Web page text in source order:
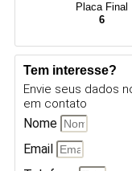
Placa Final
6
Tem interesse?
Envie seus dados
em contato
Nome
Email